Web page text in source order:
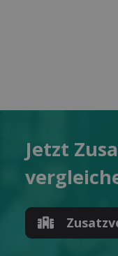
Jetzt